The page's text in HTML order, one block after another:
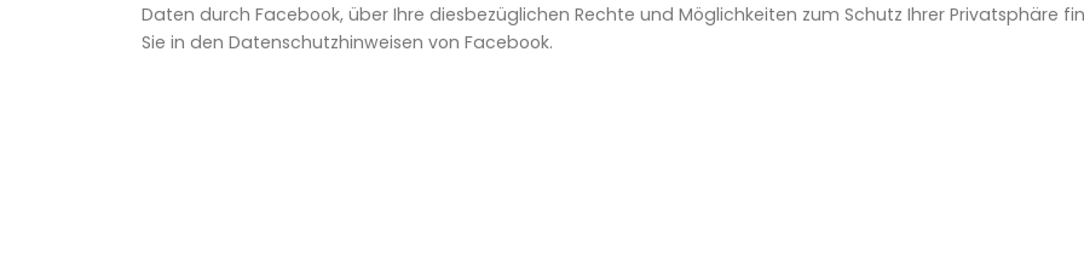
Daten durch Facebook, über Ihre diesbezüglichen Rechte und Möglichkeiten zum Schutz Ihrer Privatsphäre
Sie in den Datenschutzhinweisen von Facebook.